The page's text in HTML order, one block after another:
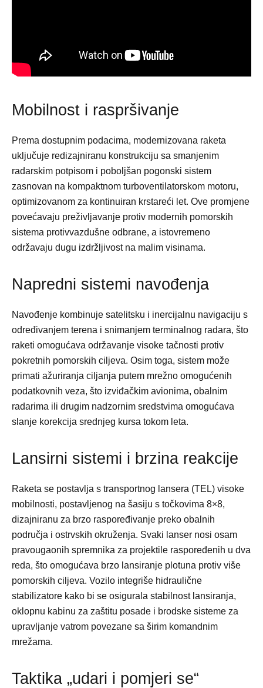
Mobilnost i raspršivanje
Prema dostupnim podacima, modernizovana raketa
uključuje redizajniranu konstrukciju sa smanjenim
radarskim potpisom i poboljšan pogonski sistem
zasnovan na kompaktnom turboventilatorskom motoru,
optimizovanom za kontinuiran krstareći let. Ove promjene
povećavaju preživljavanje protiv modernih pomorskih
sistema protivvazdušne odbrane, a istovremeno
održavaju dugu izdržljivost na malim visinama.
Napredni sistemi navođenja
Navođenje kombinuje satelitsku i inercijalnu navigaciju s
određivanjem terena i snimanjem terminalnog radara, što
raketi omogućava održavanje visoke tačnosti protiv
pokretnih pomorskih ciljeva. Osim toga, sistem može
primati ažuriranja ciljanja putem mrežno omogućenih
podatkovnih veza, što izviđačkim avionima, obalnim
radarima ili drugim nadzornim sredstvima omogućava
slanje korekcija srednjeg kursa tokom leta.
Lansirni sistemi i brzina reakcije
Raketa se postavlja s transportnog lansera (TEL) visoke
mobilnosti, postavljenog na šasiju s točkovima 8×8,
dizajniranu za brzo raspoređivanje preko obalnih
područja i ostrvskih okruženja. Svaki lanser nosi osam
pravougaonih spremnika za projektile raspoređenih u dva
reda, što omogućava brzo lansiranje plotuna protiv više
pomorskih ciljeva. Vozilo integriše hidraulične
stabilizatore kako bi se osigurala stabilnost lansiranja,
oklopnu kabinu za zaštitu posade i brodske sisteme za
upravljanje vatrom povezane sa širim komandnim
mrežama.
Taktika „udari i pomjeri se“